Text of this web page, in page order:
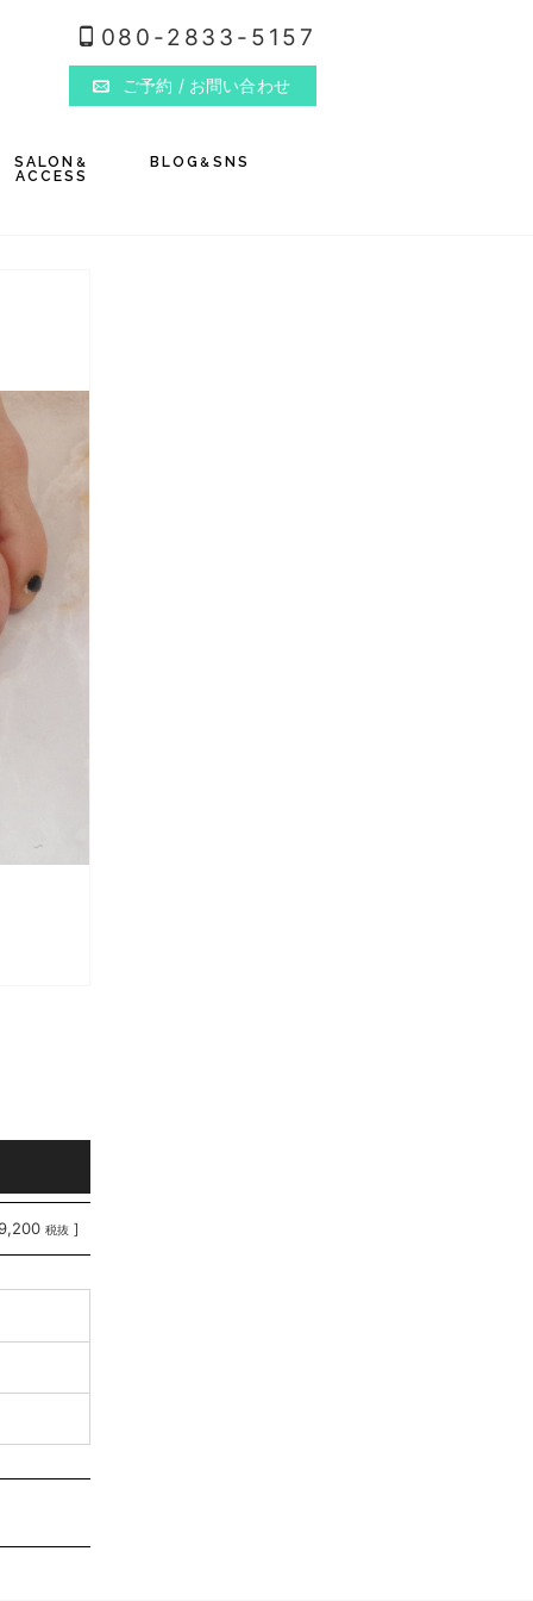
080-2833-5157
ご予約 / お問い合わせ
SALON &
ACCESS
BLOG & SNS
税抜 ]